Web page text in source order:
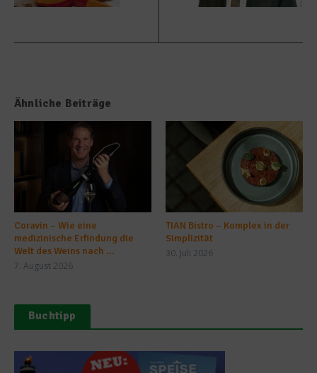
Ähnliche Beiträge
Coravin – Wie eine
medizinische Erfindung die
Welt des Weins nach ...
7. August 2026
TIAN Bistro – Komplex in der
Simplizität
30. Juli 2026
Buchtipp